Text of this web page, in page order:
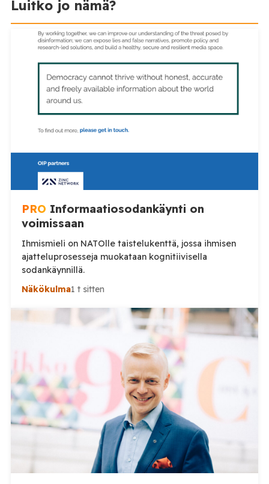
Luitko jo nämä?
PRO Informaatiosodankäynti on
voimissaan
Ihmismieli on NATOlle taistelukenttä, jossa ihmisen
ajatteluprosesseja muokataan kognitiivisella
sodankäynnillä.
Näkökulma1 t sitten